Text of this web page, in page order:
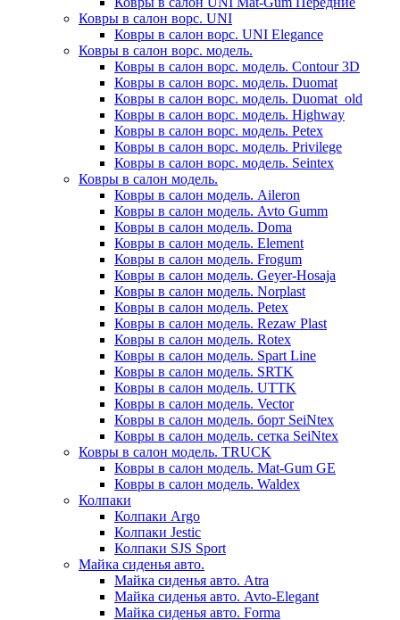
Ковры в салон ворс. UNI
Ковры в салон ворс. UNI Elegance
Ковры в салон ворс. модель.
Ковры в салон ворс. модель. Contour 3D
Ковры в салон ворс. модель. Duomat
Ковры в салон ворс. модель. Duomat_old
Ковры в салон ворс. модель. Highway
Ковры в салон ворс. модель. Petex
Ковры в салон ворс. модель. Privilege
Ковры в салон ворс. модель. Seintex
Ковры в салон модель.
Ковры в салон модель. Aileron
Ковры в салон модель. Avto Gumm
Ковры в салон модель. Doma
Ковры в салон модель. Element
Ковры в салон модель. Frogum
Ковры в салон модель. Geyer-Hosaja
Ковры в салон модель. Norplast
Ковры в салон модель. Petex
Ковры в салон модель. Rezaw Plast
Ковры в салон модель. Rotex
Ковры в салон модель. Spart Line
Ковры в салон модель. SRTK
Ковры в салон модель. UTTK
Ковры в салон модель. Vector
Ковры в салон модель. борт SeiNtex
Ковры в салон модель. сетка SeiNtex
Ковры в салон модель. TRUCK
Ковры в салон модель. Mat-Gum GE
Ковры в салон модель. Waldex
Колпаки
Колпаки Argo
Колпаки Jestic
Колпаки SJS Sport
Майка сиденья авто.
Майка сиденья авто. Atra
Майка сиденья авто. Avto-Elegant
Майка сиденья авто. Forma